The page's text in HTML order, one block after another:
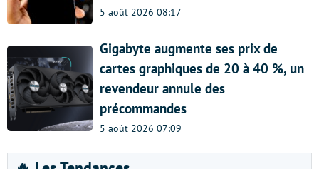
5 août 2026 08:17
Gigabyte augmente ses prix de
cartes graphiques de 20 à 40 %, un
revendeur annule des
précommandes
5 août 2026 07:09